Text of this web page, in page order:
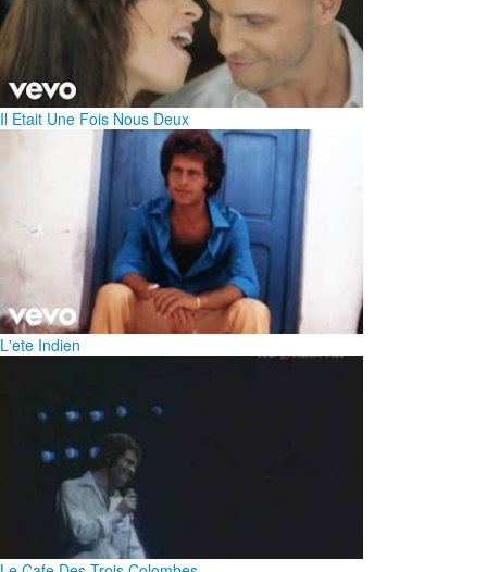
Il Etait Une Fois Nous Deux
L'ete Indien